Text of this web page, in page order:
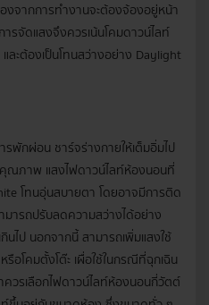
จากการทำงานจะต้องจ้องอยู่หน้า
รจัดแสงจึงควรเน้นโคมดาวน์ไลท์
ละต้องเป็นโทนสว่างอย่าง Daylight
พักผ่อน ชาร์จร่างกายให้เต็มอิ่มไป
ภาพ แสงไฟดาวน์ไลท์ห้องนอนที่
โทนอุ่นสบายตา โดยอาจมีการติด
ารถปรับลดความสว่างได้อย่าง
ไป นอกจากนี้ สามารถเพิ่มแสงใช้
อโคมตั้งโต๊ะ เผื่อใช้ในกรณีที่ฉุกเฉิน
วรเลือกไฟดาวน์ไลท์ห้องนอนกี่วัตต์